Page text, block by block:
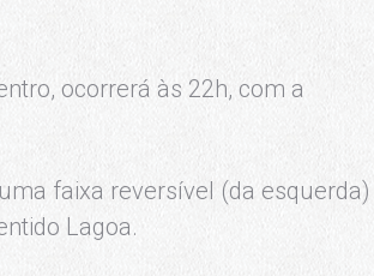
ocorrerá às 22h, com a
faixa reversível (da esquerda)
Lagoa.